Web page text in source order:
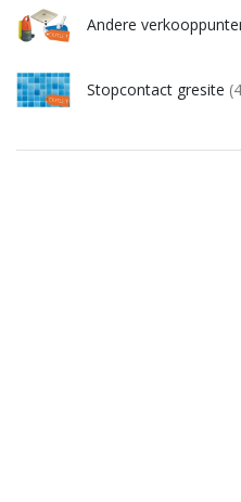
Andere
Stopcontact gresite